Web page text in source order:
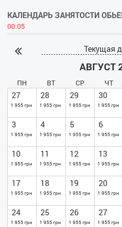
минутах. Сам дом охраняется, в
консьерж. Квартира светлая и
необходимым - от техники до
и вместительный диван. К Вашим
пользование стиральной
доской. На кухне есть комплект
установлена плита, СВЧ,
В ванной - современная
КАЛЕНДАРЬ ЗАНЯТОСТИ
00:05
Текущая
АВГУСТ
ПН ВТ СР ЧТ
27
1 955 грн
28
1 955 грн
29
1 955 грн
30
1 955 грн
3
1 955 грн
4
1 955 грн
5
1 955 грн
6
1 955 грн
10
1 955 грн
11
1 955 грн
12
1 955 грн
13
1 955 грн
17
1 955 грн
18
1 955 грн
19
1 955 грн
20
1 955 грн
24
1 955 грн
25
1 955 грн
26
1 955 грн
27
1 955 грн